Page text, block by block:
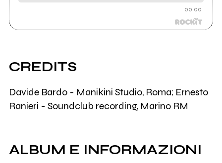
00:00
CREDITS
Davide Bardo - Manikini Studio, Roma; Ernesto
Ranieri - Soundclub recording, Marino RM
ALBUM E INFORMAZIONI